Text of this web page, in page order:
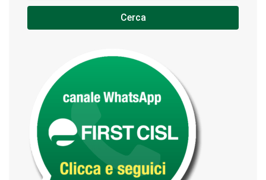
Cerca